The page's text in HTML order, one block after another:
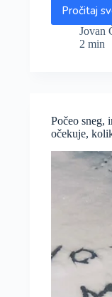
Pročitaj
Jovan
2 min
Počeo sneg,
očekuje,